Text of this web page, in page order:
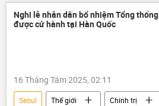
Hàn Quốc
Bắc Triều Tiên
Tổng bí thư
Tô Lâm
Nghi lễ nhân dân bổ nhiệm Tổng thống
được cử hành tại Hàn Quốc
16 Tháng Tám 2025, 02:11
Seoul Thế giới
Chính trị